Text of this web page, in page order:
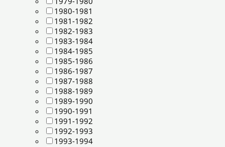
1980-1981
1981-1982
1982-1983
1983-1984
1984-1985
1985-1986
1986-1987
1987-1988
1988-1989
1989-1990
1990-1991
1991-1992
1992-1993
1993-1994